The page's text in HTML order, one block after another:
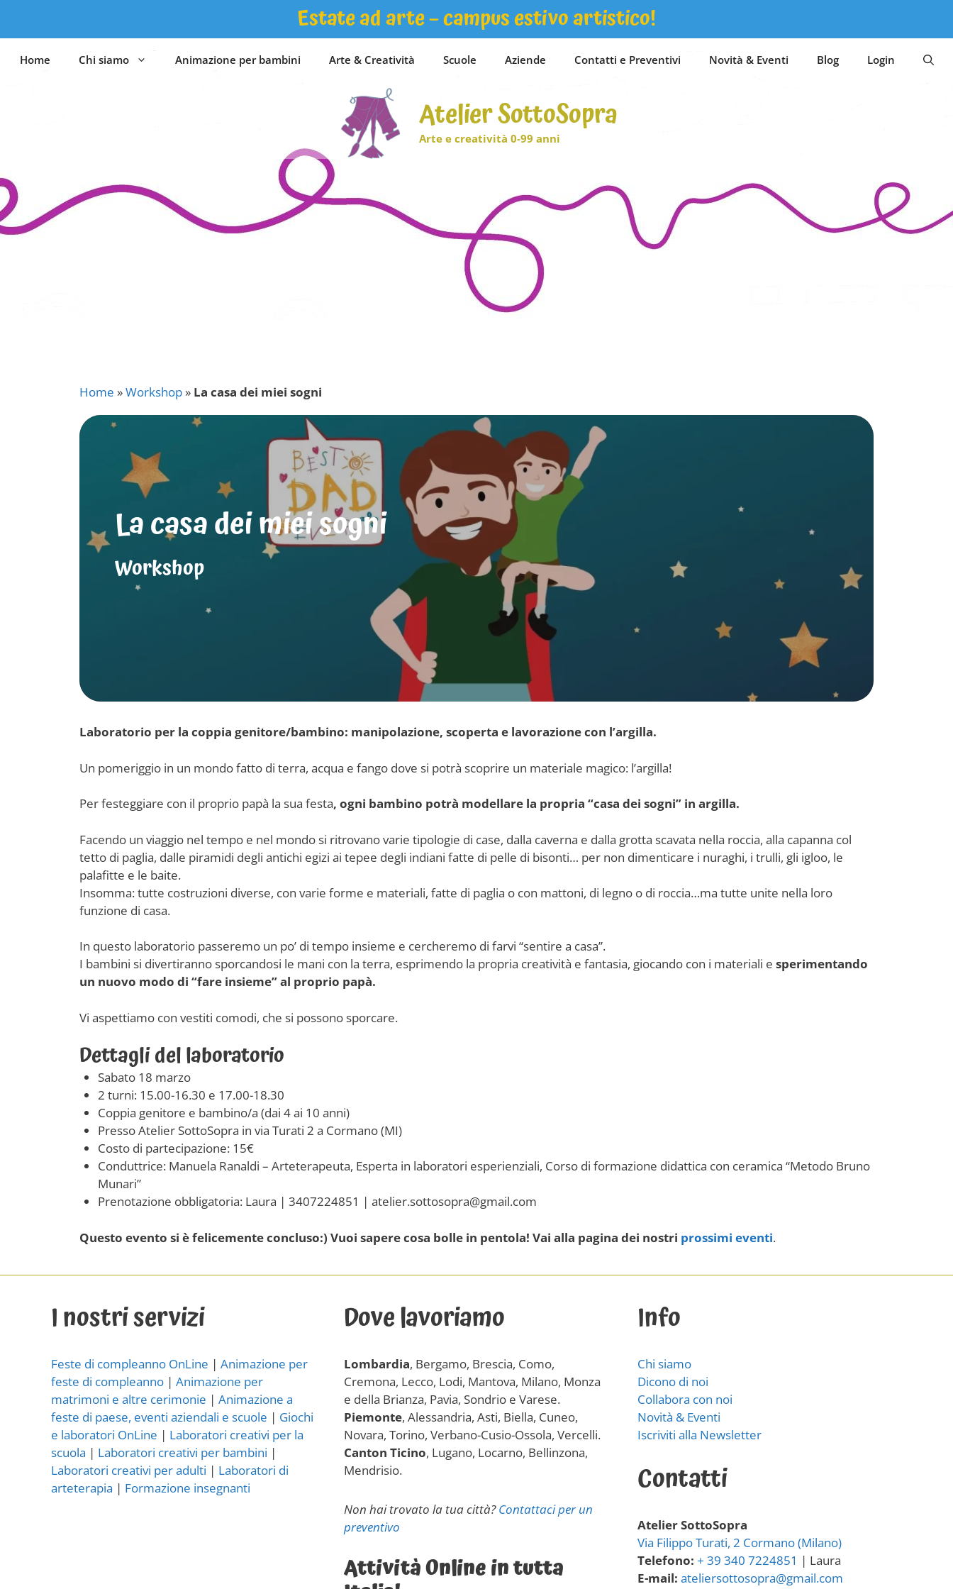
contenuto
Estate ad arte – campus estivo artistico!
Home Chi siamo Animazione per bambini Arte & Creatività Scuole Aziende Contatti e Preventivi Novità & Eventi Blog Login
Atelier SottoSopra
Arte e creatività 0-99 anni
Home »Workshop » La casa dei miei sogni
La casa dei miei sogni
Workshop
Laboratorio per la coppia genitore/bambino: manipolazione, scoperta e lavorazione con l’argilla.
Un pomeriggio in un mondo fatto di terra, acqua e fango dove si potrà scoprire un materiale magico: l’argilla!
Per festeggiare con il proprio papà la sua festa, ogni bambino potrà modellare la propria “casa dei sogni” in argilla.
Facendo un viaggio nel tempo e nel mondo si ritrovano varie tipologie di case, dalla caverna e dalla grotta scavata nella roccia, alla capanna col
tetto di paglia, dalle piramidi degli antichi egizi ai tepee degli indiani fatte di pelle di bisonti… per non dimenticare i nuraghi, i trulli, gli igloo, le
palafitte e le baite.
Insomma: tutte costruzioni diverse, con varie forme e materiali, fatte di paglia o con mattoni, di legno o di roccia…ma tutte unite nella loro
funzione di casa.
In questo laboratorio passeremo un po’ di tempo insieme e cercheremo di farvi “sentire a casa”.
I bambini si divertiranno sporcandosi le mani con la terra, esprimendo la propria creatività e fantasia, giocando con i materiali e sperimentando
un nuovo modo di “fare insieme” al proprio papà.
Vi aspettiamo con vestiti comodi, che si possono sporcare.
Dettagli del laboratorio
Sabato 18 marzo
2 turni: 15.00-16.30 e 17.00-18.30
Coppia genitore e bambino/a (dai 4 ai 10 anni)
Presso Atelier SottoSopra in via Turati 2 a Cormano (MI)
Costo di partecipazione: 15€
Conduttrice: Manuela Ranaldi – Arteterapeuta, Esperta in laboratori esperienziali, Corso di formazione didattica con ceramica “Metodo Bruno
Munari”
Prenotazione obbligatoria: Laura | 3407224851 | atelier.sottosopra@gmail.com
Questo evento si è felicemente concluso:) Vuoi sapere cosa bolle in pentola! Vai alla pagina dei nostri prossimi eventi.
I nostri servizi
Feste di compleanno OnLine | Animazione per
feste di compleanno | Animazione per
matrimoni e altre cerimonie | Animazione a
feste di paese, eventi aziendali e scuole | Giochi
e laboratori OnLine | Laboratori creativi per la
scuola | Laboratori creativi per bambini |
Laboratori creativi per adulti | Laboratori di
arteterapia | Formazione insegnanti
Dove lavoriamo
Lombardia, Bergamo, Brescia, Como,
Cremona, Lecco, Lodi, Mantova, Milano, Monza
e della Brianza, Pavia, Sondrio e Varese.
Piemonte, Alessandria, Asti, Biella, Cuneo,
Novara, Torino, Verbano-Cusio-Ossola, Vercelli.
Canton Ticino, Lugano, Locarno, Bellinzona,
Mendrisio.
Non hai trovato la tua città?Contattaci per un
preventivo
Attività Online in tutta
Info
Chi siamo
Dicono di noi
Collabora con noi
Novità & Eventi
Iscriviti alla Newsletter
Contatti
Atelier SottoSopra
Via Filippo Turati, 2 Cormano (Milano)
Telefono: + 39 340 7224851 | Laura
E-mail: ateliersottosopra@gmail.com